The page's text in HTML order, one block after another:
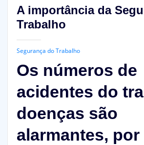
A importância da
Trabalho
Segurança do Trabalho
Os números de
acidentes do
doenças são
alarmantes,